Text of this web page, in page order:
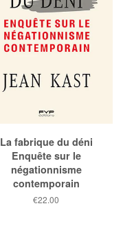
La fabrique du déni
Enquête sur le
négationnisme
contemporain
Prix
€22.00